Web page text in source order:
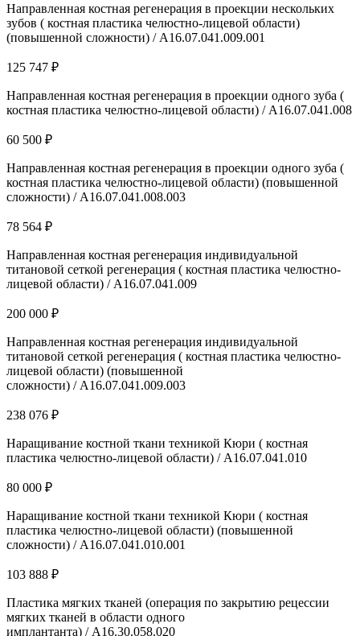
Направленная костная регенерация в проекции нескольких
зубов ( костная пластика челюстно-лицевой области)
(повышенной сложности) / A16.07.041.009.001
125 747 ₽
Направленная костная регенерация в проекции одного зуба (
костная пластика челюстно-лицевой области) / A16.07.041.008
60 500 ₽
Направленная костная регенерация в проекции одного зуба (
костная пластика челюстно-лицевой области) (повышенной
сложности) / A16.07.041.008.003
78 564 ₽
Направленная костная регенерация индивидуальной
титановой сеткой регенерация ( костная пластика челюстно-
лицевой области) / A16.07.041.009
200 000 ₽
Направленная костная регенерация индивидуальной
титановой сеткой регенерация ( костная пластика челюстно-
лицевой области) (повышенной
сложности) / A16.07.041.009.003
238 076 ₽
Наращивание костной ткани техникой Кюри ( костная
пластика челюстно-лицевой области) / A16.07.041.010
80 000 ₽
Наращивание костной ткани техникой Кюри ( костная
пластика челюстно-лицевой области) (повышенной
сложности) / A16.07.041.010.001
103 888 ₽
Пластика мягких тканей (операция по закрытию рецессии
мягких тканей в области одного
имплантанта) / A16.30.058.020